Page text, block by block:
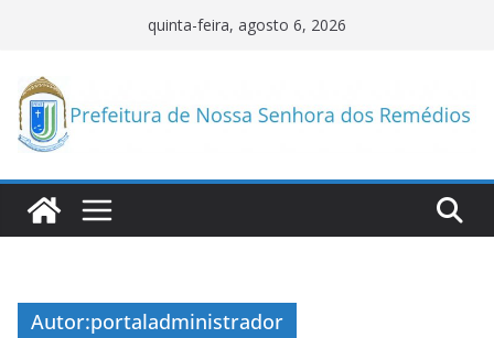
conteúdo
quinta-feira, agosto 6, 2026
Autor:portaladministrador